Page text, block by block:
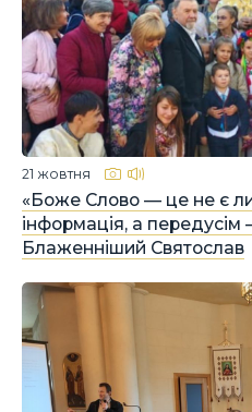
«Боже Слово — це не є
інформація, а
Блаженніший Святослав
21 жовтня